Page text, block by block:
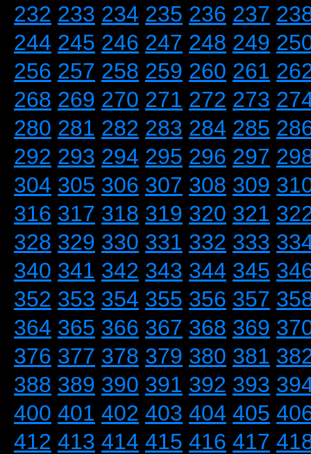
232 233 234 235 236 237
244 245 246 247 248 249
256 257 258 259 260 261
268 269 270 271 272 273
280 281 282 283 284 285
292 293 294 295 296 297
304 305 306 307 308 309
316 317 318 319 320 321
328 329 330 331 332 333
340 341 342 343 344 345
352 353 354 355 356 357
364 365 366 367 368 369
376 377 378 379 380 381
388 389 390 391 392 393
400 401 402 403 404 405
412 413 414 415 416 417